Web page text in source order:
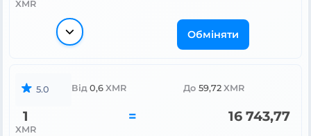
XMR
Обміняти
5.0 Від 0,6 XMR До 59,72 XMR
1
XMR
= 16 743,77